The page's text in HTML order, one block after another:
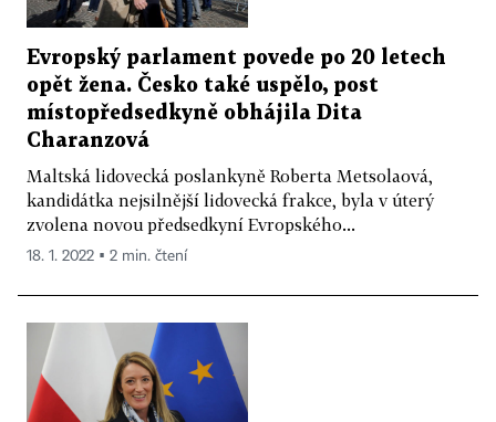
Evropský parlament povede po 20 letech
opět žena. Česko také uspělo, post
místopředsedkyně obhájila Dita
Charanzová
Maltská lidovecká poslankyně Roberta Metsolaová,
kandidátka nejsilnější lidovecká frakce, byla v úterý
zvolena novou předsedkyní Evropského...
18. 1. 2022 ▪ 2 min. čtení